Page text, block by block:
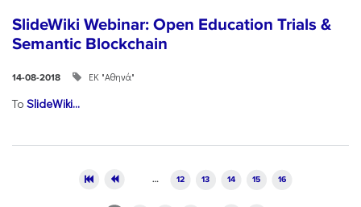
SlideWiki Webinar: Open Education Trials &
Semantic Blockchain
14-08-2018 ΕΚ "Αθηνά"
Το SlideWiki...
… 12 13 14 15 16